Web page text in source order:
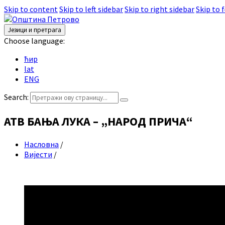
Skip to contentSkip to left sidebarSkip to right sidebarSkip to
Језици и претрага
Choose language:
ћир
lat
ENG
Search:
АТВ БАЊА ЛУКА – „НАРОД ПРИЧА“
Насловна /
Вијести /